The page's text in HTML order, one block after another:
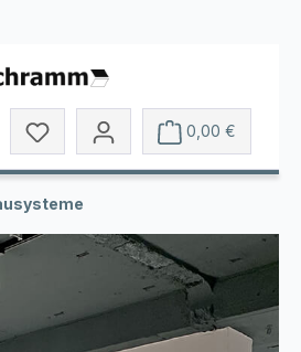
Du hast 0 Produkte auf dem
0,00 €